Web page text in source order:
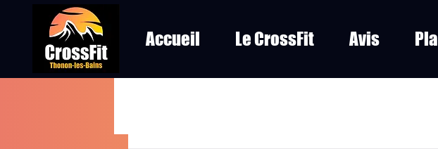
Accueil Le CrossFit Avis